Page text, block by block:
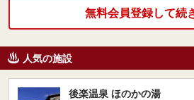
無料会員登録して続
人気の施設
後楽温泉 ほのかの湯